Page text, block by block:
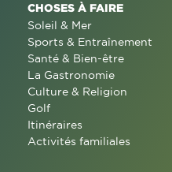
CHOSES À FAIRE
Soleil & Mer
Sports & Entraînement
Santé & Bien-être
La Gastronomie
Culture & Religion
Golf
Itinéraires
Activités familiales